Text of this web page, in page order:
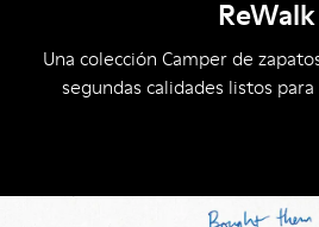
ReWalk
Una colección Camper de
segundas calidades listos